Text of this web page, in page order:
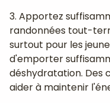
3. Apportez
randonnées tout-
surtout pour les
d'emporter
déshydratation. Des
aider à maintenir